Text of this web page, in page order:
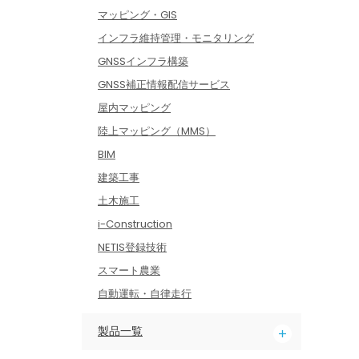
マッピング・GIS
インフラ維持管理・モニタリング
GNSSインフラ構築
GNSS補正情報配信サービス
屋内マッピング
陸上マッピング（MMS）
BIM
建築工事
土木施工
i-Construction
NETIS登録技術
スマート農業
自動運転・自律走行
製品一覧